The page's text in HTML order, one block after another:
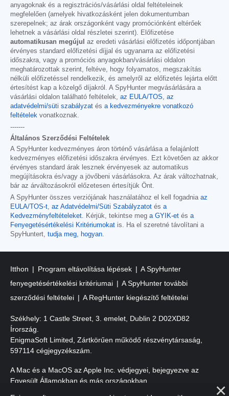
anyagoknak és a regisztrációs/vásárlási oldal feltételeinek
megfelelően (amelyek hivatkozásként jelen dokumentumban
szerepelnek; az árak országonként vagy promóciónként eltérőek
lehetnek a vásárlási oldal részletei szerint). Előfizetése
automatikusan megújul
az eredeti vásárlási előfizetés időpontjában
érvényes standard előfizetési díjjal és ugyanarra az előfizetési
időszakra, vagy a promóciós anyagokban/vásárlási oldalon
meghatározottak szerint, feltéve, hogy folyamatos, megszakítás
nélküli előfizetéssel rendelkezik, és amelyről az előfizetés lejárta előtt
értesítést kap a közelgő díjakról. A SpyHunter megvásárlására a
vásárlási oldalon található feltételek, az EULA/TOS, az
adatvédelmi/süti szabályzat és a kedvezményekre vonatkozó
feltételek vonatkoznak.
-------
Általános Szerződési Feltételek
A SpyHunter kedvezményes áron történő vásárlása a felajánlott
kedvezményes előfizetési időszakra érvényes. Ezt követően az akkor
érvényes standard árak lesznek érvényesek az automatikus
megújításokra és/vagy a jövőbeni vásárlásokra. Az árak változhatnak,
bár az árváltozásokról előzetesen értesítjük Önt.
A SpyHunter összes verziójának használatához el kell fogadnia az
EULA/TOS-t, az Adatvédelmi/Süti Szabályzatot és a
Kedvezményfeltételeket. Kérjük, tekintse meg a GYIK-et és a
Fenyegetésértékelési Kritériumokat is. Ha el szeretné távolítani a
SpyHuntert, tudja meg, hogyan.
Itthon Program eltávolítása lépések
A SpyHunter
fenyegetésértékelési kritériumai
A SpyHunter további
szerződési feltételei
A RegHunter kiegészítő feltételei
Székhely: 1 Castle Street, 3. emelet, Dublin 2 D02XD82
Írország.
EnigmaSoft Limited, Zártkörűen működő részvénytársaság,
597114 cégjegyzékszám.
A Mac és a MacOS az Apple Inc. védjegyei, bejegyezve az
Egyesült Államokban és más országokban.